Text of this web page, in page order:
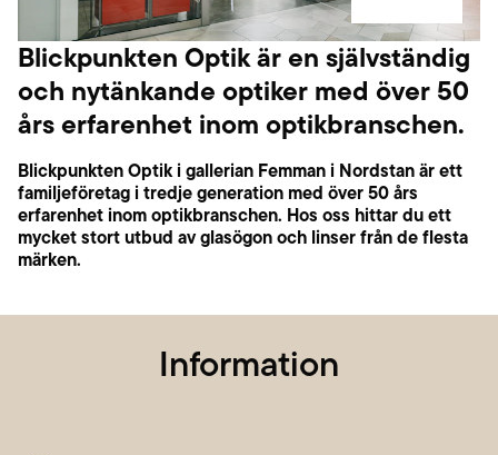
Blickpunkten Optik är en självständig
och nytänkande optiker med över 50
års erfarenhet inom optikbranschen.
Blickpunkten Optik i gallerian Femman i Nordstan är ett
familjeföretag i tredje generation med över 50 års
erfarenhet inom optikbranschen. Hos oss hittar du ett
mycket stort utbud av glasögon och linser från de flesta
märken.
Information